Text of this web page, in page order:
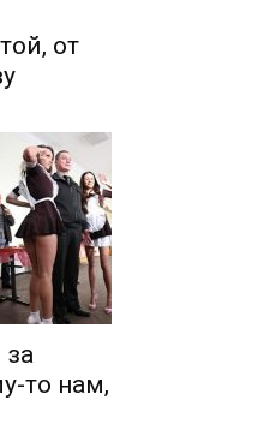
от
то нам,